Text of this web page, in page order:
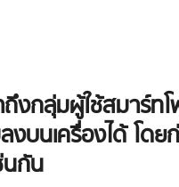
ถึงกลุ่มผู้ใช้สมาร์ท
บนเครื่องได้ โดย
นกัน